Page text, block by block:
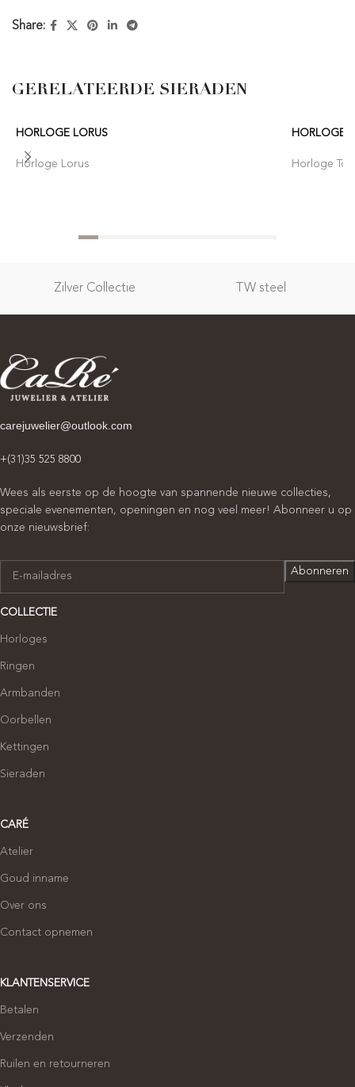
Share:
GERELATEERDE SIERADEN
HORLOGE LORUS
Horloge Lorus
HORLOGE
Horloge
Zilver Collectie TW steel
carejuwelier@outlook.com
+(31)35 525 8800
Wees als eerste op de hoogte van spannende nieuwe collecties,
speciale evenementen, openingen en nog veel meer! Abonneer u op
onze nieuwsbrief:
COLLECTIE
Horloges
Ringen
Armbanden
Oorbellen
Kettingen
Sieraden
CARÉ
Atelier
Goud inname
Over ons
Contact opnemen
KLANTENSERVICE
Betalen
Verzenden
Ruilen en retourneren